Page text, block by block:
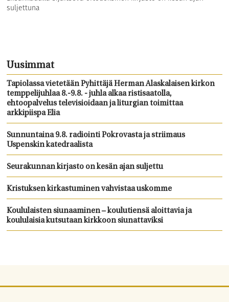
suljettuna
Uusimmat
Tapiolassa vietetään Pyhittäjä Herman Alaskalaisen kirkon
temppelijuhlaa 8.-9.8. - juhla alkaa ristisaatolla,
ehtoopalvelus televisioidaan ja liturgian toimittaa
arkkipiispa Elia
Sunnuntaina 9.8. radiointi Pokrovasta ja striimaus
Uspenskin katedraalista
Seurakunnan kirjasto on kesän ajan suljettu
Kristuksen kirkastuminen vahvistaa uskomme
Koululaisten siunaaminen – koulutiensä aloittavia ja
koululaisia kutsutaan kirkkoon siunattaviksi